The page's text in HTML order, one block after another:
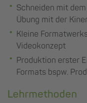
Schneiden mit
Übung mit der
Kleine
Videokonzept
Produktion erster
Formats bspw.
Lehrmethoden